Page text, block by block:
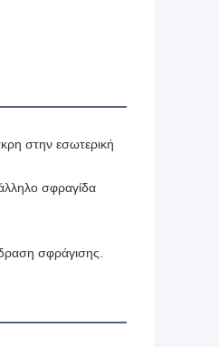
στην εσωτερική
σφραγίδα
σφράγισης.